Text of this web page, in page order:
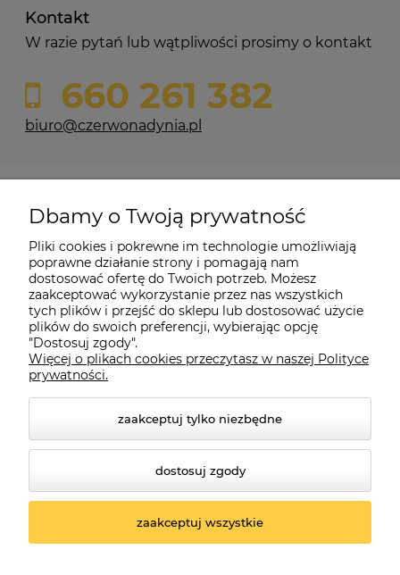
Kontakt
W razie pytań lub wątpliwości prosimy o kontakt
660 261 382
biuro@czerwonadynia.pl
Moje konto
O firmie
Czerwona Dynia|ul. Konarskiego 9a| 66-200 Świebodzin |
© 2026 czerwonadynia.pl. Wszelkie prawa zastrzeżone.
Dbamy o Twoją prywatność
Pliki cookies i pokrewne im technologie umożliwiają
poprawne działanie strony i pomagają nam
dostosować ofertę do Twoich potrzeb. Możesz
zaakceptować wykorzystanie przez nas wszystkich
tych plików i przejść do sklepu lub dostosować użycie
plików do swoich preferencji, wybierając opcję
"Dostosuj zgody".
Więcej o plikach cookies przeczytasz w naszej Polityce
prywatności.
zaakceptuj tylko niezbędne
dostosuj zgody
zaakceptuj wszystkie